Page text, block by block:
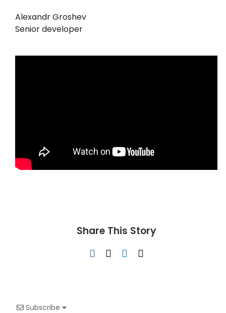
Alexandr Groshev
Senior developer
Share This Story
Facebook
X LinkedIn
Correo
Subscribe